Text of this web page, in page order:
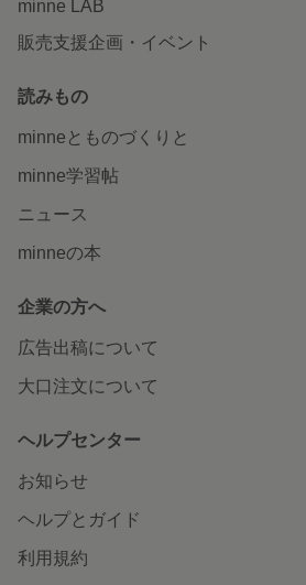
minne LAB
販売支援企画・イベント
読みもの
minneとものづくりと
minne学習帖
ニュース
minneの本
企業の方へ
広告出稿について
大口注文について
ヘルプセンター
お知らせ
ヘルプとガイド
利用規約